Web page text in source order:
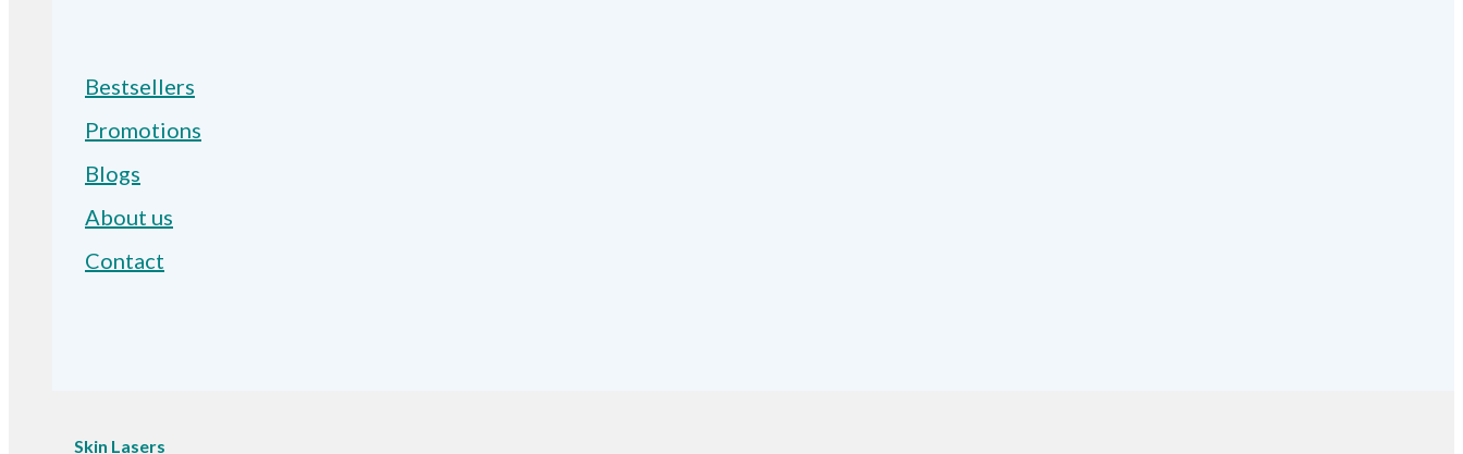
Bestsellers
Promotions
Blogs
About us
Contact
Skin Lasers